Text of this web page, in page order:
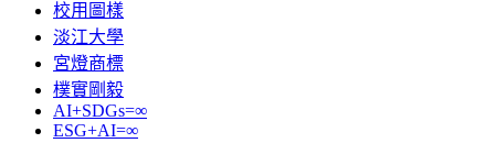
校用圖樣
淡江大學
宮燈商標
樸實剛毅
AI+SDGs=∞
ESG+AI=∞